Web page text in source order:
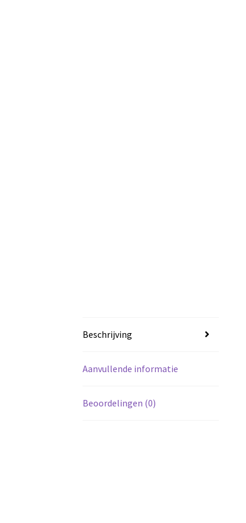
Beschrijving
Aanvullende informatie
Beoordelingen (0)